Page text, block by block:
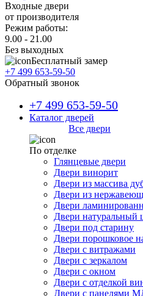
Входные двери
от производителя
Режим работы:
9.00 - 21.00
Без выходных
Бесплатный замер
+7 499 653-59-50
Обратный звонок
+7 499 653-59-50
Каталог дверей
Все двери
По отделке
Глянцевые двери
Двери винорит
Двери из массива
Двери из
Двери
Двери натуральный
Двери под старину
Двери порошковое
Двери с витражами
Двери с зеркалом
Двери с окном
Двери с отделкой
Двери с панелями